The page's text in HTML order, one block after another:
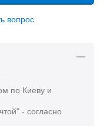
вопрос
по Киеву и
- согласно